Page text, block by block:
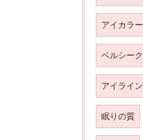
アイカラー
ベルシーク
アイライン
眠りの質